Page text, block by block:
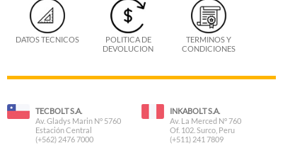
DATOS TECNICOS
POLITICA DE
DEVOLUCION
TERMINOS Y
CONDICIONES
TECBOLT S.A.
Av. Gladys Marin N° 5760
Estación Central
(+562) 2476 7000
INKABOLT S.A.
Av. La Merced N° 760
Of. 102. Surco, Peru
(+511) 241 7809